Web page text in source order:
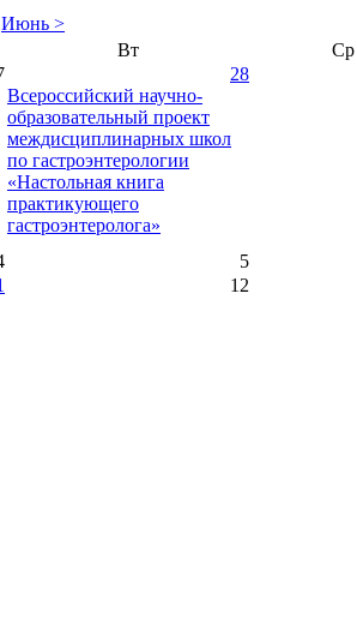
Июнь >
Вт
Ср
28
Всероссийский научно-
образовательный проект
междисциплинарных школ
по гастроэнтерологии
«Настольная книга
практикующего
гастроэнтеролога»
5
12